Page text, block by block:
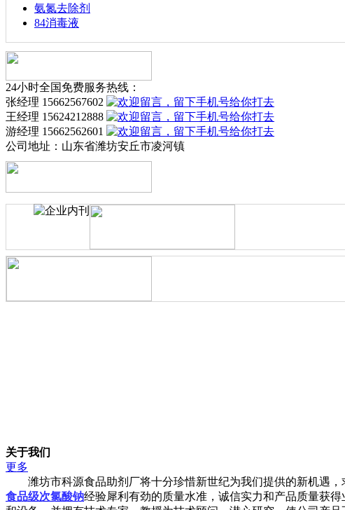
氨氮去除剂
84消毒液
24小时全国免费服务热线：
张经理 15662567602
王经理 15624212888
游经理 15662562601
公司地址： 山东省潍坊安丘市凌河镇
关于我们
更多
潍坊市科源食品助剂厂将十分珍惜新世纪为我们提供的新机遇，
食品级次氯酸钠经验犀利有劲的质量水准，诚信实力和产品质量获